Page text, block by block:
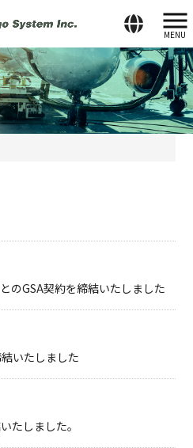
MENU
のGSA契約を締結いたしました
いたしました
たしました。